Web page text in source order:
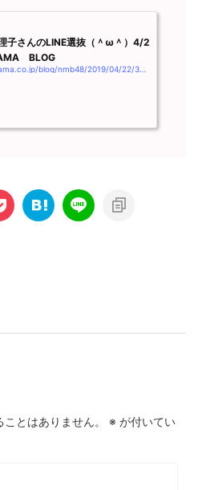
子さんのLINE選抜（＾ω＾）4/2
BLOG
とはありません。 ※ が付いてい